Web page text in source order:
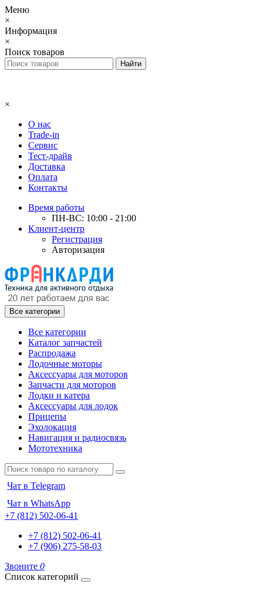
Меню
×
Информация
×
Поиск товаров
×
О нас
Trade-in
Сервис
Тест-драйв
Доставка
Оплата
Контакты
Время работы
ПН-ВС: 10:00 - 21:00
Клиент-центр
Регистрация
Авторизация
Все категории
Все категории
Каталог запчастей
Распродажа
Лодочные моторы
Аксессуары для моторов
Запчасти для моторов
Лодки и катера
Аксессуары для лодок
Прицепы
Эхолокация
Навигация и радиосвязь
Мототехника
Чат в Telegram
Чат в WhatsApp
+7 (812) 502-06-41
+7 (812) 502-06-41
+7 (906) 275-58-03
Звоните 0
Список категорий